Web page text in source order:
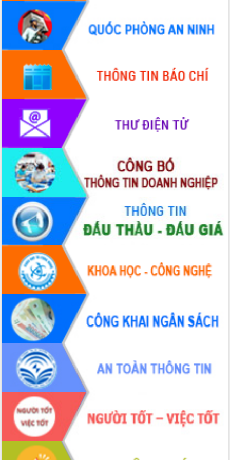
Định vị cà phê Việt Nam như một “di
sản sống” trong dòng chảy toàn cầu
Xây dựng nông thôn mới: Nâng cao đời
sống người dân từ những mô hình thiết
thực
Quyết liệt tháo gỡ vướng mắc, đẩy
nhanh tiến độ các dự án trọng điểm
trong Khu kinh tế Nam Phú Yên
Hòn Yến phát triển du lịch gắn với bảo
Lấy ý kiến điều chỉnh Quy hoạch tỉnh
Đắk Lắk thời kỳ 2021-2030, tầm nhìn
đến năm 2050
Phát động chiến dịch 30 ngày đêm
giải phóng mặt bằng Tuyến đường bộ
ven biển
Đắk Lắk nỗ lực thúc đẩy tăng trưởng
kinh tế từ 10% trở lên trong Quý
II/2026
Đắk Lắk ký kết thỏa thuận hợp tác về
chuyển đổi số giai đoạn 2026 – 2030
với Tập đoàn Bưu chính Viễn thông
Việt Nam
Thứ trưởng Bộ Y tế làm việc với tỉnh
Đắk Lắk về phát triển nhân lực y tế
cho trạm y tế cấp xã
Du lịch Đắk Lắk nâng tầm trải nghiệm
du khách thông qua Hệ thống cơ sở dữ
liệu và Bản đồ số
Tập huấn ứng dụng trí tuệ nhân tạo (AI)
trong thương mại điện tử năm 2026
Đoàn đại biểu Quốc hội tỉnh Đắk Lắk
trao đổi thông tin trước Kỳ họp thứ
nhất, Quốc hội khóa XVI
Quyết liệt cải cách hành chính, khơi
thông nguồn lực phát triển
Nâng cao hiệu lực, hiệu quả HĐND
tỉnh thông qua hiện đại hóa hành chính
Xã Ea Phê gắn cải cách hành chính với
chuyển đổi số
Phó Chủ tịch Thường trực UBND tỉnh